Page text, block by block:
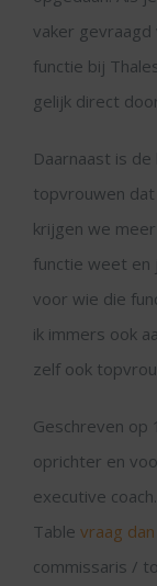
vaker
functie bij
gelijk direct
Daarnaast is
topvrouwen
krijgen we
functie weet en
voor wie die
ik immers ook
zelf ook
Geschreven op
oprichter en
executive
Table vraag
commissaris /